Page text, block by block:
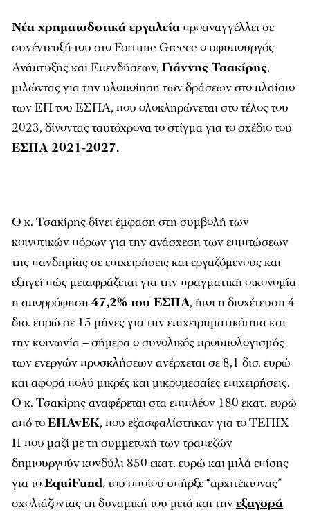
Νέα χρηματοδοτικά εργαλείαπροαναγγέλλει σε
συνέντευξή του στο Fortune Greece ο υφυπουργός
Ανάπτυξης και Επενδύσεων, Γιάννης Τσακίρης,
μιλώντας για την υλοποίηση των δράσεων στο πλαίσιο
των ΕΠ του ΕΣΠΑ, που ολοκληρώνεται στο τέλος του
2023, δίνοντας ταυτόχρονα το στίγμα για το σχέδιο του
ΕΣΠΑ 2021-2027.
Ο κ. Τσακίρης δίνει έμφαση στη συμβολή των
κοινοτικών πόρων για την ανάσχεση των επιπτώσεων
της πανδημίας σε επιχειρήσεις και εργαζόμενους και
εξηγεί πώς μεταφράζεται για την πραγματική οικονομία
η απορρόφηση47,2% του ΕΣΠΑ, ήτοι η διοχέτευση 4
δισ. ευρώ σε 15 μήνες για την επιχειρηματικότητα και
την κοινωνία – σήμερα ο συνολικός προϋπολογισμός
των ενεργών προσκλήσεων ανέρχεται σε 8,1 δισ. ευρώ
και αφορά πολύ μικρές και μικρομεσαίες επιχειρήσεις.
Ο κ. Τσακίρης αναφέρεται στα επιπλέον 180 εκατ. ευρώ
από τοΕΠΑνΕΚ, που εξασφαλίστηκαν για το ΤΕΠΙΧ
ΙΙ που μαζί με τη συμμετοχή των τραπεζών
δημιουργούν κονδύλι 850 εκατ. ευρώ και μιλά επίσης
για τοEquiFund, του οποίου υπήρξε “αρχιτέκτονας”
σχολιάζοντας τη δυναμική του μετά και τηνεξαγορά